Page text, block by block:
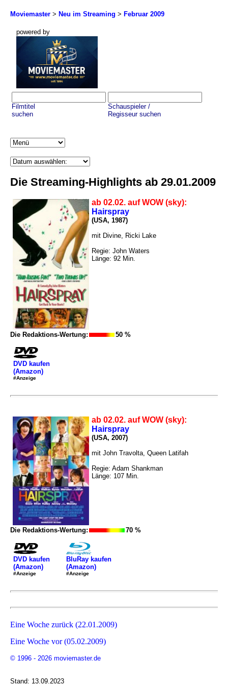
Moviemaster > Neu im Streaming > Februar 2009
powered by
Filmtitel
suchen
Schauspieler /
Regisseur suchen
Die Streaming-Highlights ab 29.01.2009
ab 02.02. auf WOW (sky):
Hairspray
(USA, 1987)
mit Divine, Ricki Lake
Regie: John Waters
Länge: 92 Min.
Die Redaktions-Wertung: 50 %
DVD kaufen
(Amazon)
#Anzeige
ab 02.02. auf WOW (sky):
Hairspray
(USA, 2007)
mit John Travolta, Queen Latifah
Regie: Adam Shankman
Länge: 107 Min.
Die Redaktions-Wertung: 70 %
DVD kaufen
(Amazon)
#Anzeige
BluRay kaufen
(Amazon)
#Anzeige
Eine Woche zurück (22.01.2009)
Eine Woche vor (05.02.2009)
© 1996 - 2026 moviemaster.de
Stand: 13.09.2023